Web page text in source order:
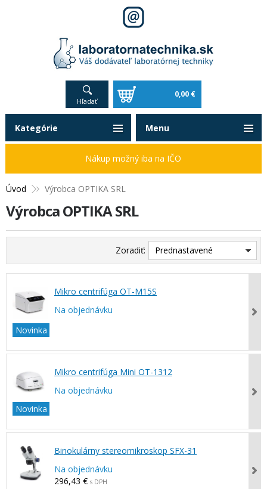
Hľadať
0,00 €
Úvod Výrobca OPTIKA SRL
Výrobca OPTIKA SRL
Zoradiť: Prednastavené
Novinka
Mikro centrifúga OT-M15S
Na objednávku
Novinka
Mikro centrifúga Mini OT-1312
Na objednávku
Binokulárny stereomikroskop SFX-31
Na objednávku
296,43 € s DPH
Kategórie
Nákup možný iba na IČO
Menu